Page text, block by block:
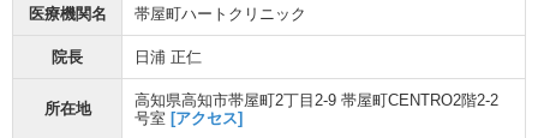
医療機関名 帯屋町ハートクリニック
院長 日浦 正仁
所在地
高知県高知市帯屋町2丁目2-9 帯屋町CENTRO2階2-2
号室 [アクセス]